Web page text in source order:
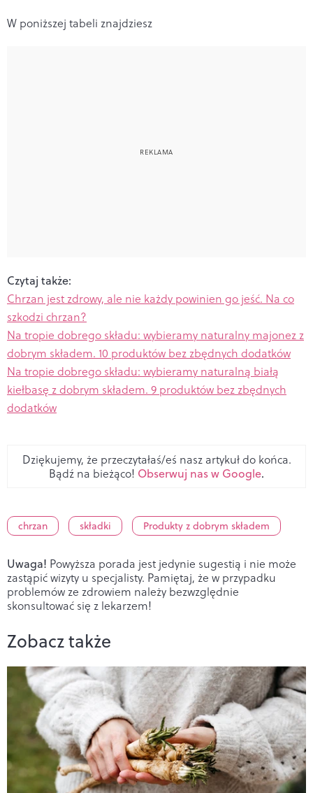
W poniższej tabeli znajdziesz
Czytaj także:
Chrzan jest zdrowy, ale nie każdy powinien go jeść. Na co
szkodzi chrzan?
Na tropie dobrego składu: wybieramy naturalny majonez z
dobrym składem. 10 produktów bez zbędnych dodatków
Na tropie dobrego składu: wybieramy naturalną białą
kiełbasę z dobrym składem. 9 produktów bez zbędnych
dodatków
Dziękujemy, że przeczytałaś/eś nasz artykuł do końca.
Bądź na bieżąco! Obserwuj nas w Google.
chrzan składki Produkty z dobrym składem
Uwaga! Powyższa porada jest jedynie sugestią i nie może
zastąpić wizyty u specjalisty. Pamiętaj, że w przypadku
problemów ze zdrowiem należy bezwzględnie
skonsultować się z lekarzem!
Zobacz także